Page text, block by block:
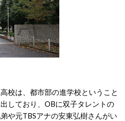
校は、都市部の進学校ということ
しており、OBに双子タレントの
や元TBSアナの安東弘樹さんがい